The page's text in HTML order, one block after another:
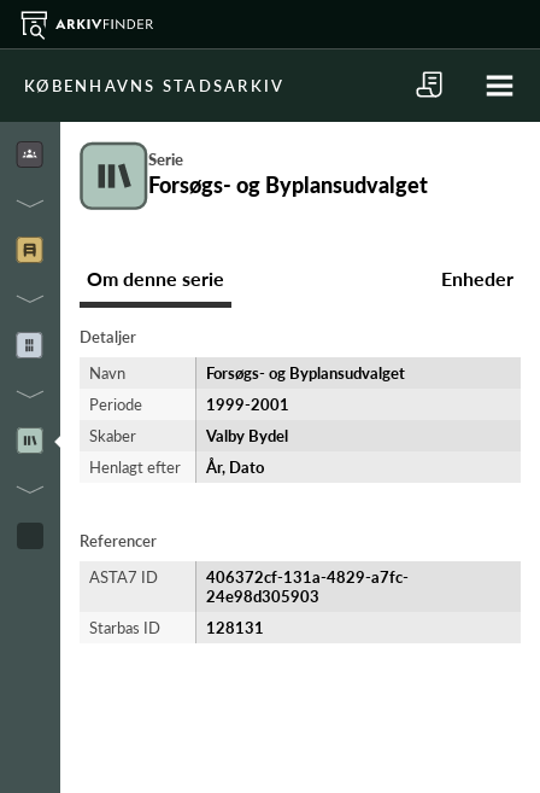
KØBENHAVNS STADSARKIV
Serie
Forsøgs- og Byplansudvalget
Om denne serie Enheder
Detaljer
Navn
Forsøgs- og Byplansudvalget
Periode
1999-​2001
Skaber
Valby Bydel
Henlagt efter
År, Dato
Referencer
ASTA7 ID
406372cf-131a-4829-a7fc-
24e98d305903
Starbas ID
128131